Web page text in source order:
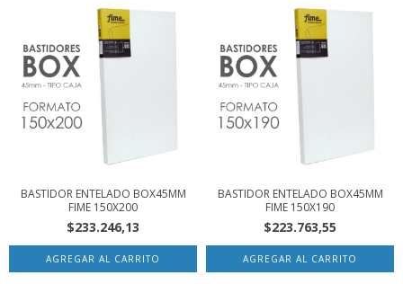
BASTIDOR ENTELADO BOX45MM
FIME 150X200
$233.246,13
BASTIDOR ENTELADO BOX45MM
FIME 150X190
$223.763,55